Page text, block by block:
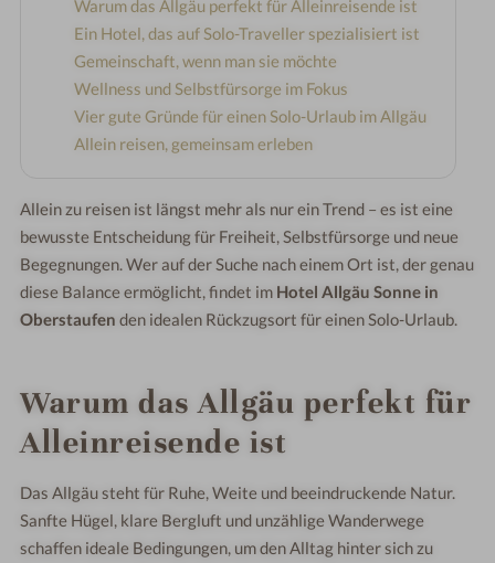
Warum das Allgäu perfekt für Alleinreisende ist
Ein Hotel, das auf Solo-Traveller spezialisiert ist
Gemeinschaft, wenn man sie möchte
Wellness und Selbstfürsorge im Fokus
Vier gute Gründe für einen Solo-Urlaub im Allgäu
Allein reisen, gemeinsam erleben
Allein zu reisen ist längst mehr als nur ein Trend – es ist eine
bewusste Entscheidung für Freiheit, Selbstfürsorge und neue
Begegnungen. Wer auf der Suche nach einem Ort ist, der genau
diese Balance ermöglicht, findet im Hotel Allgäu Sonne in
Oberstaufen den idealen Rückzugsort für einen Solo-Urlaub.
Warum das Allgäu perfekt für
Alleinreisende ist
Das Allgäu steht für Ruhe, Weite und beeindruckende Natur.
Sanfte Hügel, klare Bergluft und unzählige Wanderwege
schaffen ideale Bedingungen, um den Alltag hinter sich zu